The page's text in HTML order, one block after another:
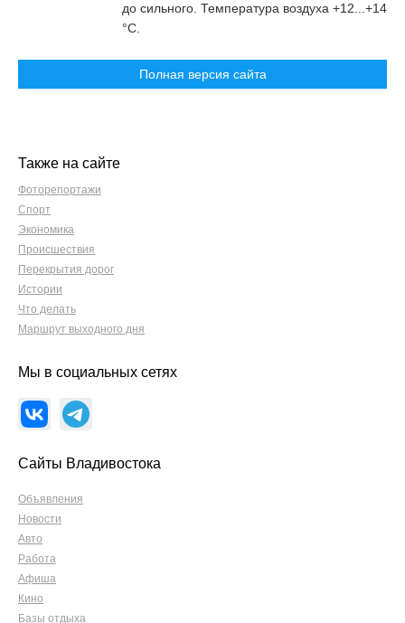
до сильного. Температура воздуха +12...+14
°C.
Полная версия сайта
Также на сайте
Фоторепортажи
Спорт
Экономика
Происшествия
Перекрытия дорог
Истории
Что делать
Маршрут выходного дня
Мы в социальных сетях
Сайты Владивостока
Объявления
Новости
Авто
Работа
Афиша
Кино
Базы отдыха